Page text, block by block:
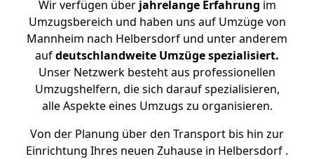
Wir verfügen überjahrelange Erfahrung im
Umzugsbereich und haben uns auf Umzüge von
Mannheim nach Helbersdorf und unter anderem
aufdeutschlandweite Umzüge spezialisiert.
Unser Netzwerk besteht aus professionellen
Umzugshelfern, die sich darauf spezialisieren,
alle Aspekte eines Umzugs zu organisieren.
Von der Planung über den Transport bis hin zur
Einrichtung Ihres neuen Zuhause in Helbersdorf .